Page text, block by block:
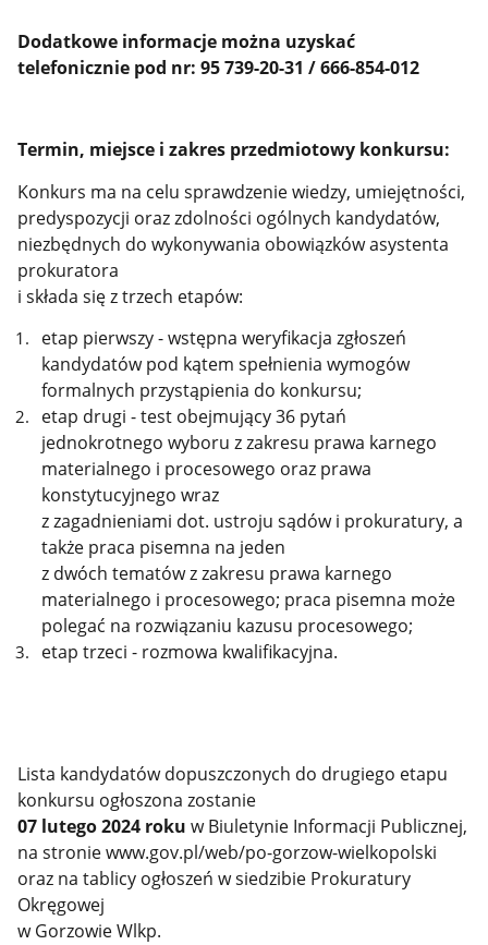
Dodatkowe informacje można uzyskać
telefonicznie pod nr: 95 739-20-31 / 666-854-012
Termin, miejsce i zakres przedmiotowy konkursu:
Konkurs ma na celu sprawdzenie wiedzy, umiejętności,
predyspozycji oraz zdolności ogólnych kandydatów,
niezbędnych do wykonywania obowiązków asystenta
prokuratora
i składa się z trzech etapów:
etap pierwszy - wstępna weryfikacja zgłoszeń
kandydatów pod kątem spełnienia wymogów
formalnych przystąpienia do konkursu;
etap drugi - test obejmujący 36 pytań
jednokrotnego wyboru z zakresu prawa karnego
materialnego i procesowego oraz prawa
konstytucyjnego wraz
z zagadnieniami dot. ustroju sądów i prokuratury, a
także praca pisemna na jeden
z dwóch tematów z zakresu prawa karnego
materialnego i procesowego; praca pisemna może
polegać na rozwiązaniu kazusu procesowego;
etap trzeci - rozmowa kwalifikacyjna.
Lista kandydatów dopuszczonych do drugiego etapu
konkursu ogłoszona zostanie
07 lutego 2024 roku w Biuletynie Informacji Publicznej,
na stronie www.gov.pl/web/po-gorzow-wielkopolski
oraz na tablicy ogłoszeń w siedzibie Prokuratury
Okręgowej
w Gorzowie Wlkp.